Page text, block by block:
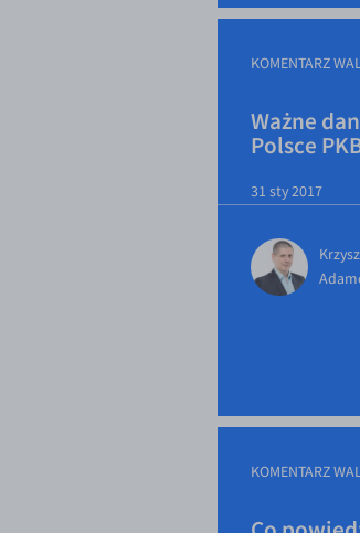
KOMENTARZ
Ważne
Polsce
31 sty 2017
KOMENTARZ